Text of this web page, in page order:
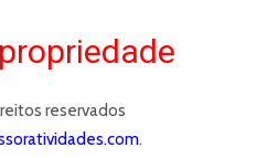
reservados
.